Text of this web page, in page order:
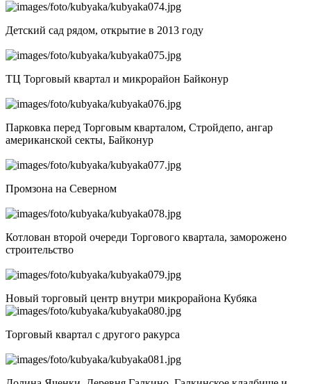
Детский сад рядом, открытие в 2013 году
ТЦ Торговый квартал и микрорайон Байконур
Парковка перед Торговым кварталом, Стройдепо, ангар
американской секты, Байконур
Промзона на Северном
Котлован второй очереди Торгового квартала, заморожено
строительство
Новый торговый центр внутри микрорайона Кубяка
Торговый квартал с другого ракурса